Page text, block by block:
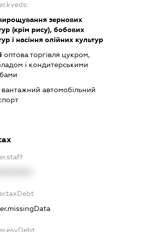
зернових
(крім рису), бобових
і насіння олійних культур
оптова торгівля цукром,
і кондитерськими
вантажний автомобільний